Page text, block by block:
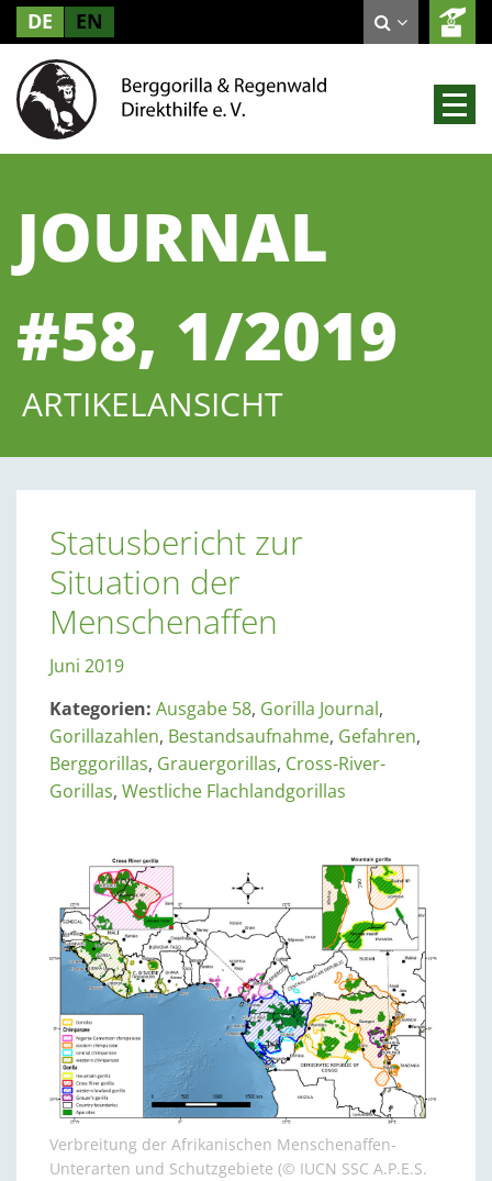
DE EN
JOURNAL
#58, 1/2019
ARTIKELANSICHT
Statusbericht zur
Situation der
Menschenaffen
Juni 2019
Kategorien: Ausgabe 58, Gorilla Journal,
Gorillazahlen, Bestandsaufnahme, Gefahren,
Berggorillas, Grauergorillas, Cross-River-
Gorillas, Westliche Flachlandgorillas
Verbreitung der Afrikanischen Menschenaffen-
Unterarten und Schutzgebiete (© IUCN SSC A.P.E.S.